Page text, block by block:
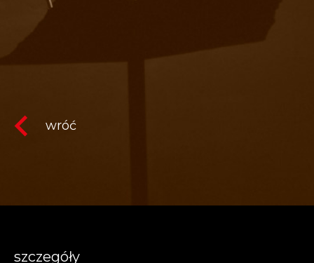
wróć
szczegóły